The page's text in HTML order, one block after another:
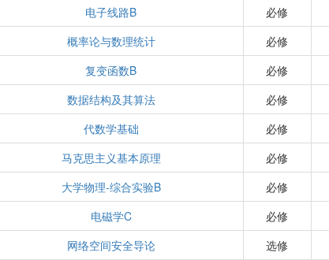
电子线路B 必修
概率论与数理统计 必修
复变函数B 必修
数据结构及其算法 必修
代数学基础 必修
马克思主义基本原理 必修
大学物理-综合实验B 必修
电磁学C 必修
网络空间安全导论 选修